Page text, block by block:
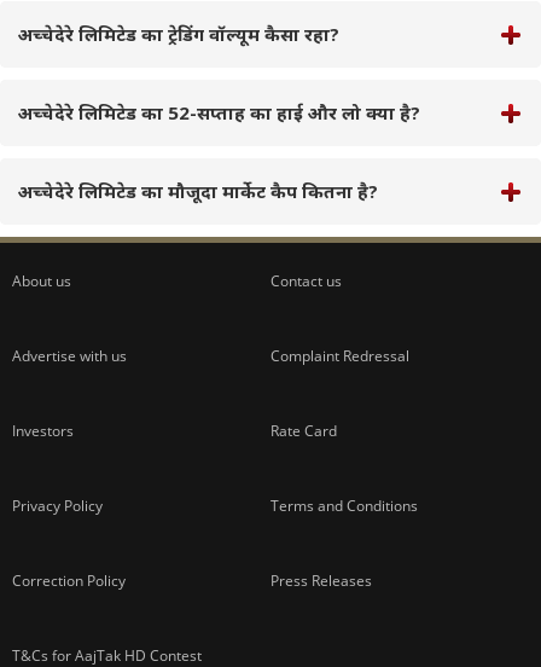
अच्चेदेरे लिमिटेड का ट्रेडिंग वॉल्यूम कैसा रहा?
अच्चेदेरे लिमिटेड का 52-सप्ताह का हाई और लो क्या है?
अच्चेदेरे लिमिटेड का मौजूदा मार्केट कैप कितना है?
About us Contact us
Advertise with us Complaint Redressal
Investors Rate Card
Privacy Policy Terms and Conditions
Correction Policy Press Releases
T&Cs for AajTak HD Contest